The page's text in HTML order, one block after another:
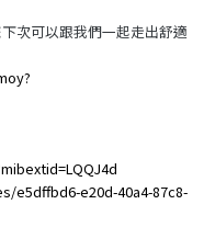
次可以跟我們一起走出舒適
e5dffbd6-e20d-40a4-87c8-